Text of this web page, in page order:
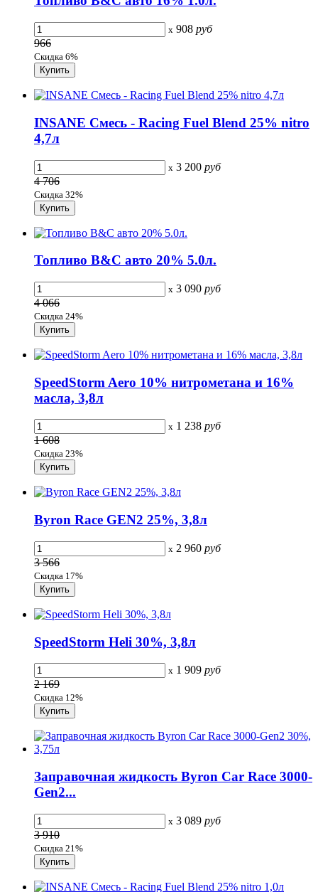
x 908 руб
966
Скидка 6%
INSANE Смесь - Racing Fuel Blend 25% nitro
4,7л
x 3 200 руб
4 706
Скидка 32%
Топливо B&C авто 20% 5.0л.
x 3 090 руб
4 066
Скидка 24%
SpeedStorm Aero 10% нитрометана и 16%
масла, 3,8л
x 1 238 руб
1 608
Скидка 23%
Byron Race GEN2 25%, 3,8л
x 2 960 руб
3 566
Скидка 17%
SpeedStorm Heli 30%, 3,8л
x 1 909 руб
2 169
Скидка 12%
Заправочная жидкость Byron Car Race 3000-
Gen2...
x 3 089 руб
3 910
Скидка 21%